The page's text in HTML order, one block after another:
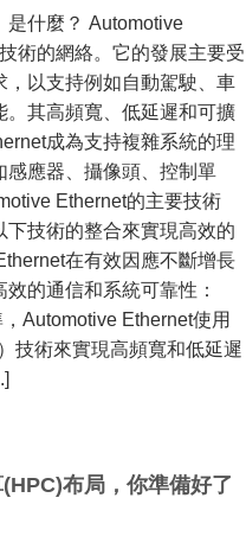
是什麼？ Automotive
術的網絡。它的發展主要受
以支持例如自動駕駛、車
其高頻寬、低延遲和可擴
成為支持複雜系統的理
感應器、攝像頭、控制單
Ethernet的主要技術
技術的整合來實現高效的
在有效因應不斷增長
效的通信和系統可靠性：
Automotive Ethernet使用
技術來實現高頻寬和低延遲
布局，你準備好了